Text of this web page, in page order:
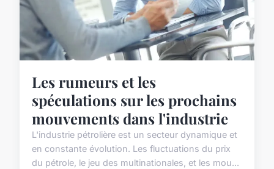
Les rumeurs et les
spéculations sur les prochains
mouvements dans l'industrie
L'industrie pétrolière est un secteur dynamique et
en constante évolution. Les fluctuations du prix
du pétrole, le jeu des multinationales, et les mou...